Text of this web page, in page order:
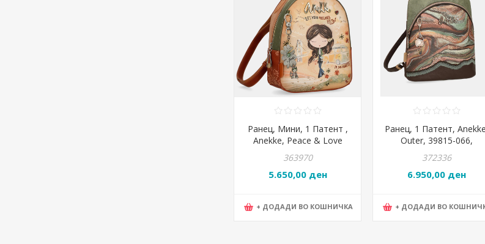
Ранец, Мини, 1 Патент ,
Anekke, Peace & Love
19*23*8цм
363970
5.650,00 ден
+ ДОДАДИ ВО КОШНИЧКА
Ранец, 1 Патент,
Outer, 39815-066,
372336
6.950,00 ден
+ ДОДАДИ ВО